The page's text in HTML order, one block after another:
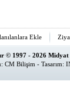
Ekle
© 1997 - 2026
CM Bilişim - Tasarım: